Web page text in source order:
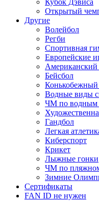
Кубок Дэвиса
Открытый
Другие
Волейбол
Регби
Спортивная
Европейские
Американский
Бейсбол
Конькобежный
Водные виды
ЧМ по водным
Гандбол
Легкая
Киберспорт
Крикет
Лыжные гонки
ЧМ по
Зимние
Сертификаты
FAN ID не нужен